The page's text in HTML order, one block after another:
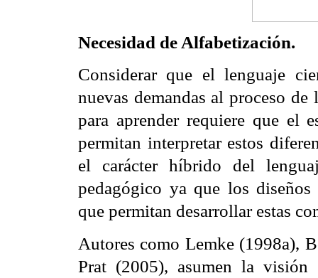
Necesidad de Alfabetización.
Considerar que el lenguaje
nuevas demandas al proceso
para aprender requiere que el
permitan interpretar estos
el carácter híbrido del
pedagógico ya que los
que permitan desarrollar estas
Autores como Lemke (1998a),
Prat (2005), asumen la visión